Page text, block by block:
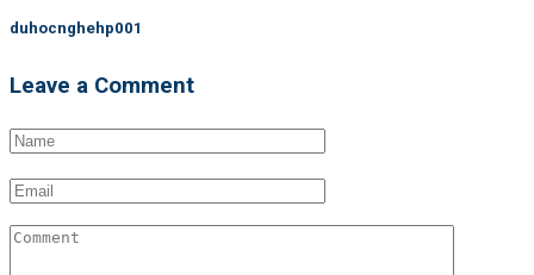
duhocnghehp001
Leave a Comment